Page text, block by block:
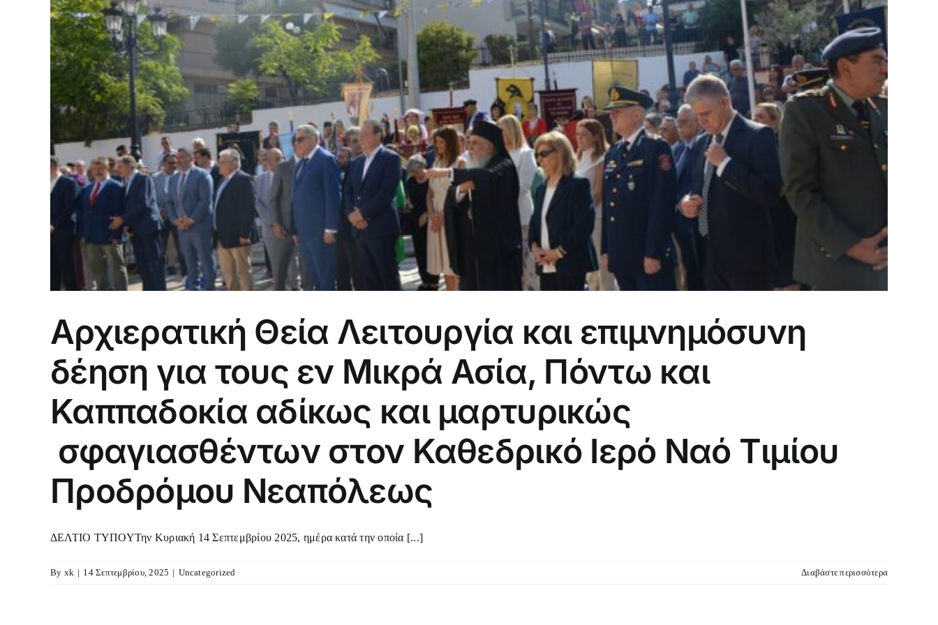
Αρχιερατική Θεία Λειτουργία και επιμνημόσυνη
δέηση για τους εν Μικρά Ασία, Πόντω και
Καππαδοκία αδίκως και μαρτυρικώς
σφαγιασθέντων στον Καθεδρικό Ιερό Ναό Τιμίου
Προδρόμου Νεαπόλεως
ΔΕΛΤΙΟ ΤΥΠΟΥΤην Κυριακή 14 Σεπτεμβρίου 2025, ημέρα κατά την οποία [...]
By xk | 14 Σεπτεμβρίου, 2025 | Uncategorized Διαβάστε περισσότερα